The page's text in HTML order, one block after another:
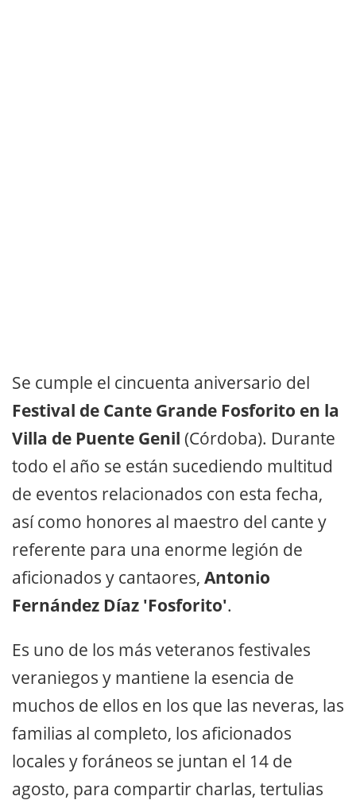
Se cumple el cincuenta aniversario del
Festival de Cante Grande Fosforito en la
Villa de Puente Genil (Córdoba). Durante
todo el año se están sucediendo multitud
de eventos relacionados con esta fecha,
así como honores al maestro del cante y
referente para una enorme legión de
aficionados y cantaores, Antonio
Fernández Díaz 'Fosforito'.
Es uno de los más veteranos festivales
veraniegos y mantiene la esencia de
muchos de ellos en los que las neveras, las
familias al completo, los aficionados
locales y foráneos se juntan el 14 de
agosto, para compartir charlas, tertulias